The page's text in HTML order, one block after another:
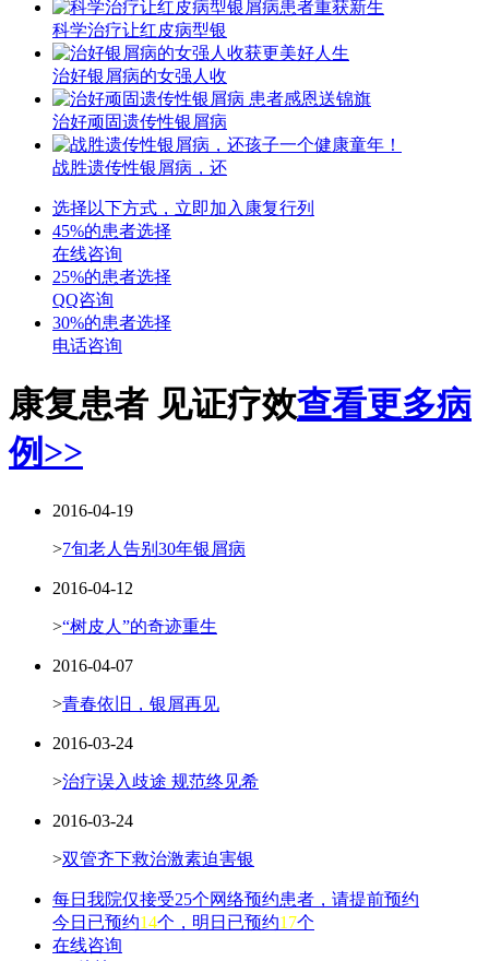
科学治疗让红皮病型银
治好银屑病的女强人收
治好顽固遗传性银屑病
战胜遗传性银屑病，还
选择以下方式，立即加入康复行列
45%的患者选择
在线咨询
25%的患者选择
QQ咨询
30%的患者选择
电话咨询
康复患者 见证疗效查看更多病
例>>
2016-04-19
>7旬老人告别30年银屑病
2016-04-12
>“树皮人”的奇迹重生
2016-04-07
>青春依旧，银屑再见
2016-03-24
>治疗误入歧途 规范终见希
2016-03-24
>双管齐下救治激素迫害银
每日我院仅接受25个网络预约患者，请提前预约
今日已预约14个，明日已预约17个
在线咨询